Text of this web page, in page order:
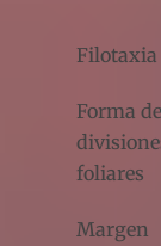
Filotaxia
Forma de
foliares
Margen